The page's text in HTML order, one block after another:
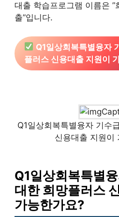
대출 학습프로그램 이름은 ”
출”입니다.
Q1일상회복특별융자
플러스 신용대출 지원이
Q1일상회복특별융자 기수
신용대출 지원이
Q1일상회복특별
대한 희망플러스
가능한가요?